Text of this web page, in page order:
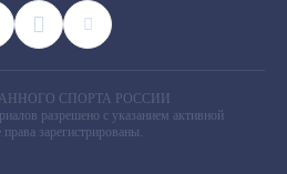
СПОРТА РОССИИ
разрешено с указанием активной
зарегистрированы.